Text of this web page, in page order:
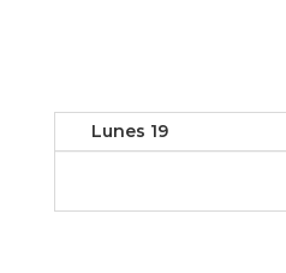
Lunes 19